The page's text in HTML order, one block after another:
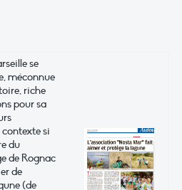
se
méconnue
riche
pour sa
contexte si
du
de Rognac
de
(de